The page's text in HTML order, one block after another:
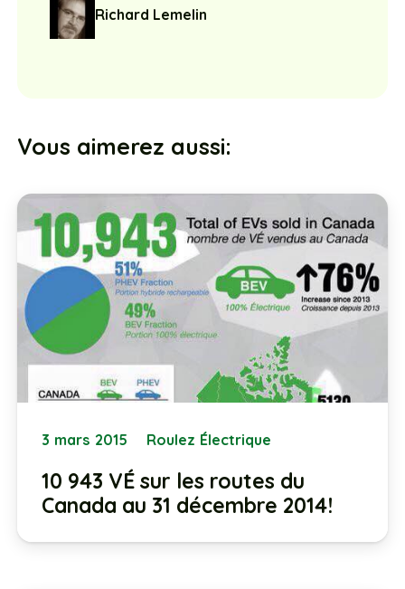
Richard Lemelin
Vous aimerez aussi:
3 mars 2015 Roulez Électrique
10 943 VÉ sur les routes du
Canada au 31 décembre 2014!